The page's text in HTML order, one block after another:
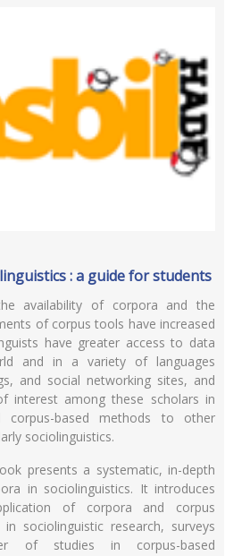
: a guide for students
availability of corpora and the
of corpus tools have increased
have greater access to data
and in a variety of languages
and social networking sites, and
interest among these scholars in
corpus-based methods to other
sociolinguistics.
presents a systematic, in-depth
in sociolinguistics. It introduces
of corpora and corpus
sociolinguistic research, surveys
of studies in corpus-based